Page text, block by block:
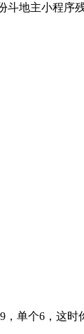
主小程序残
单个6，这